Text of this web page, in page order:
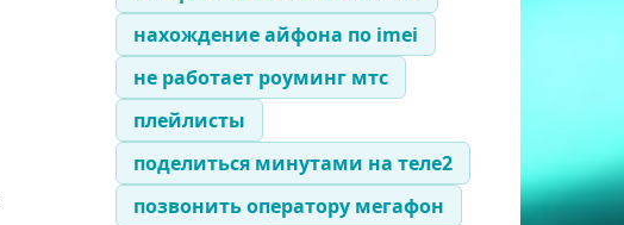
нахождение айфона по imei
не работает роуминг мтс
плейлисты
поделиться минутами на теле2
позвонить оператору мегафон